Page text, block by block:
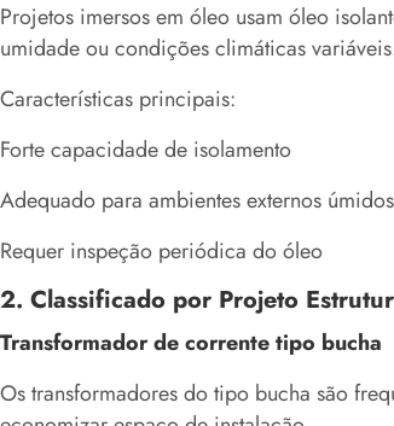
Projetos imersos em óleo usam óleo
umidade ou condições climáticas
Características principais:
Forte capacidade de isolamento
Adequado para ambientes externos úmidos
Requer inspeção periódica do óleo
2. Classificado por Projeto
Transformador de corrente tipo bucha
Os transformadores do tipo bucha são